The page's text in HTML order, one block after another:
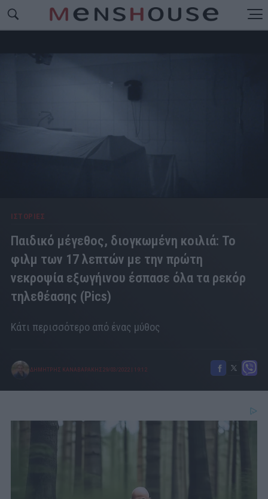
ΙΣΤΟΡΙΕΣ
Παιδικό μέγεθος, διογκωμένη κοιλιά: Το
φιλμ των 17 λεπτών με την πρώτη
νεκροψία εξωγήινου έσπασε όλα τα ρεκόρ
τηλεθέασης (Pics)
Κάτι περισσότερο από ένας μύθος
ΔΗΜΗΤΡΗΣ ΚΑΝΑΒΑΡΑΚΗΣ 29/03/2022 19:12